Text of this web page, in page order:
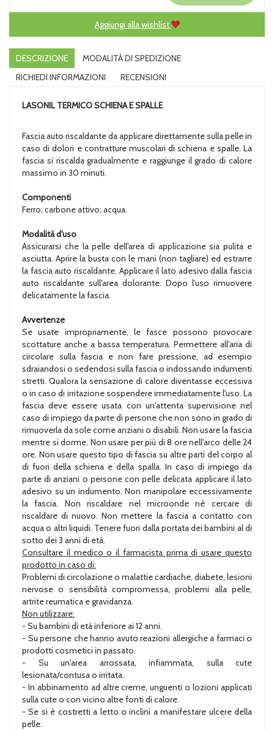
Aggiungi alla wishlist
DESCRIZIONE
MODALITÀ DI SPEDIZIONE
RICHIEDI INFORMAZIONI
RECENSIONI
LASONIL TERMICOSCHIENA E SPALLE
Fascia auto riscaldante da applicare direttamente sulla pelle in
caso di dolori e contratture muscolari di schiena e spalle. La
fascia si riscalda gradualmente e raggiunge il grado di calore
massimo in 30 minuti.
Componenti
Ferro; carbone attivo; acqua.
Modalità d'uso
Assicurarsi che la pelle dell'area di applicazione sia pulita e
asciutta. Aprire la busta con le mani (non tagliare) ed estrarre
la fascia auto riscaldante. Applicare il lato adesivo dalla fascia
auto riscaldante sull'area dolorante. Dopo l'uso rimuovere
delicatamente la fascia.
Avvertenze
Se usate impropriamente, le fasce possono provocare
scottature anche a bassa temperatura. Permettere all'aria di
circolare sulla fascia e non fare pressione, ad esempio
sdraiandosi o sedendosi sulla fascia o indossando indumenti
stretti. Qualora la sensazione di calore diventasse eccessiva
o in caso di irritazione sospendere immediatamente l'uso. La
fascia deve essere usata con un'attenta supervisione nel
caso di impiego da parte di persone che non sono in grado di
rimuoverla da sole come anziani o disabili. Non usare la fascia
mentre si dorme. Non usare per più di 8 ore nell'arco delle 24
ore. Non usare questo tipo di fascia su altre parti del corpo al
di fuori della schiena e della spalla. In caso di impiego da
parte di anziani o persone con pelle delicata applicare il lato
adesivo su un indumento. Non manipolare eccessivamente
la fascia. Non riscaldare nel microonde nè cercare di
riscaldare di nuovo. Non mettere la fascia a contatto con
acqua o altri liquidi. Tenere fuori dalla portata dei bambini al di
sotto dei 3 anni di età.
Consultare il medico o il farmacista prima di usare questo
prodotto in caso di:
Problemi di circolazione o malattie cardiache, diabete, lesioni
nervose o sensibilità compromessa, problemi alla pelle,
artrite reumatica e gravidanza.
Non utilizzare:
- Su bambini di età inferiore ai 12 anni.
- Su persone che hanno avuto reazioni allergiche a farmaci o
prodotti cosmetici in passato.
- Su un'area arrossata, infiammata, sulla cute
lesionata/contusa o irritata.
- In abbinamento ad altre creme, unguenti o lozioni applicati
sulla cute o con vicino altre fonti di calore.
- Se si è costretti a letto o inclini a manifestare ulcere della
pelle.